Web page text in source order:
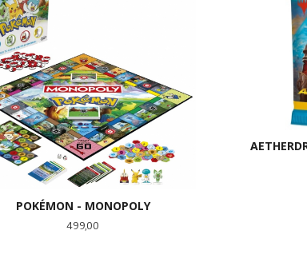
POKÉMON - MONOPOLY
Pris
499,00